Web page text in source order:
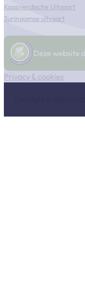
Kaapverdische Uitvaart
Surinaamse uitvaart
Deze website
Privacy & cookies